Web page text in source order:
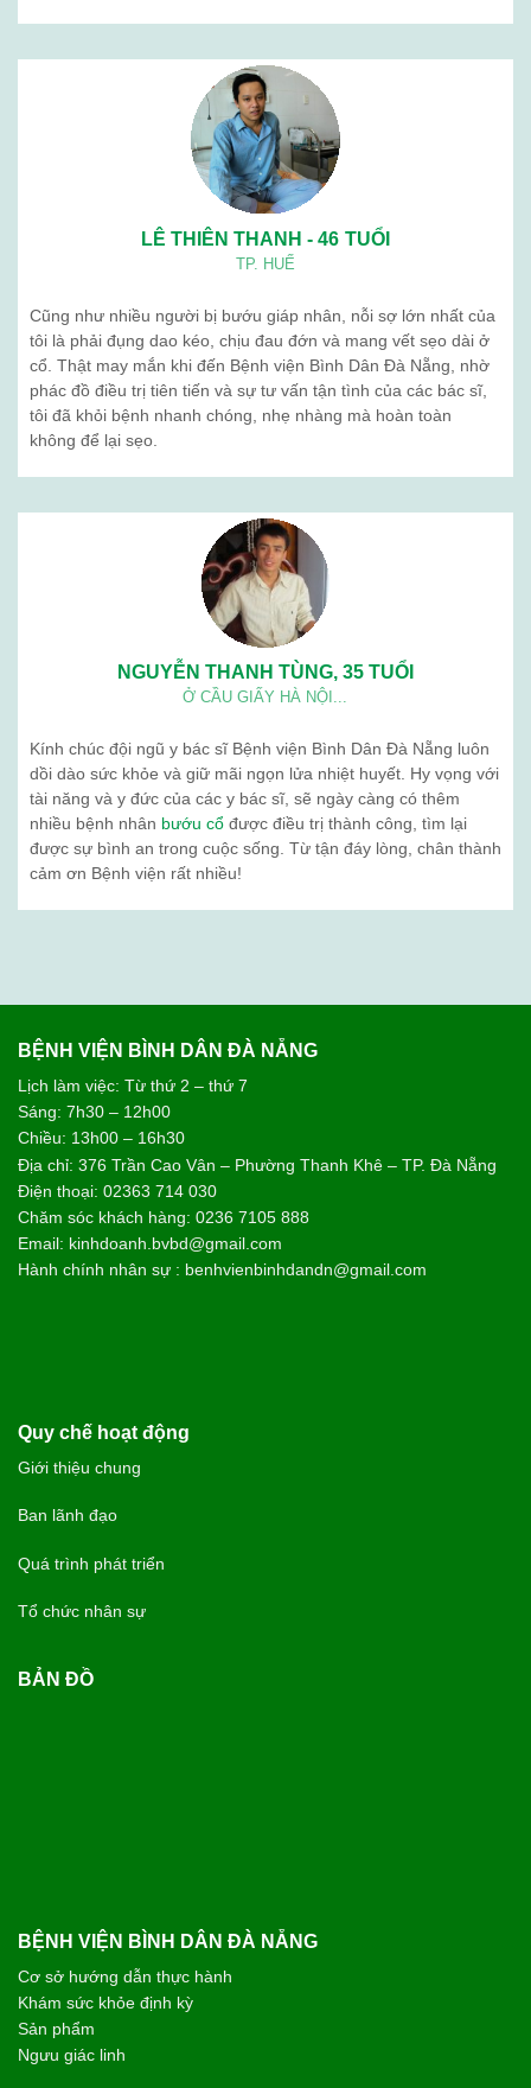
LÊ THIÊN THANH - 46 TUỔI
TP. HUẾ
Cũng như nhiều người bị bướu giáp nhân, nỗi sợ lớn nhất của
tôi là phải đụng dao kéo, chịu đau đớn và mang vết sẹo dài ở
cổ. Thật may mắn khi đến Bệnh viện Bình Dân Đà Nẵng, nhờ
phác đồ điều trị tiên tiến và sự tư vấn tận tình của các bác sĩ,
tôi đã khỏi bệnh nhanh chóng, nhẹ nhàng mà hoàn toàn
không để lại sẹo.
NGUYỄN THANH TÙNG, 35 TUỔI
Ở CẦU GIẤY HÀ NỘI...
Kính chúc đội ngũ y bác sĩ Bệnh viện Bình Dân Đà Nẵng luôn
dồi dào sức khỏe và giữ mãi ngọn lửa nhiệt huyết. Hy vọng với
tài năng và y đức của các y bác sĩ, sẽ ngày càng có thêm
nhiều bệnh nhân bướu cổ được điều trị thành công, tìm lại
được sự bình an trong cuộc sống. Từ tận đáy lòng, chân thành
cảm ơn Bệnh viện rất nhiều!
BỆNH VIỆN BÌNH DÂN ĐÀ NẴNG
Lịch làm việc: Từ thứ 2 – thứ 7
Sáng: 7h30 – 12h00
Chiều: 13h00 – 16h30
Địa chỉ: 376 Trần Cao Vân – Phường Thanh Khê – TP. Đà Nẵng
Điện thoại: 02363 714 030
Chăm sóc khách hàng: 0236 7105 888
Email: kinhdoanh.bvbd@gmail.com
Hành chính nhân sự : benhvienbinhdandn@gmail.com
Quy chế hoạt động
Giới thiệu chung
Ban lãnh đạo
Quá trình phát triển
Tổ chức nhân sự
BẢN ĐỒ
BỆNH VIỆN BÌNH DÂN ĐÀ NẴNG
Cơ sở hướng dẫn thực hành
Khám sức khỏe định kỳ
Sản phẩm
Ngưu giác linh